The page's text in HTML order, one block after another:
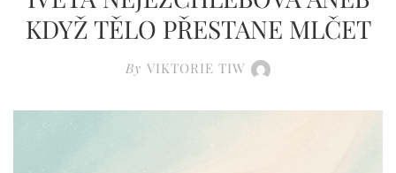
KDYŽ TĚLO PŘESTANE MLČET
By VIKTORIE TIW